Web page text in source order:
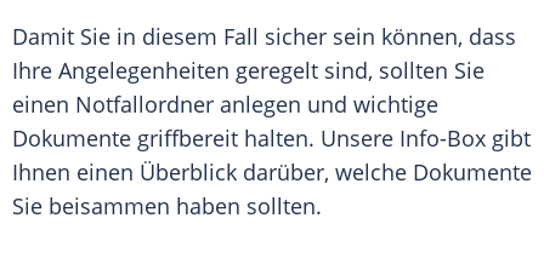
Damit Sie in diesem Fall sicher sein können, dass
Ihre Angelegenheiten geregelt sind, sollten Sie
einen Notfallordner anlegen und wichtige
Dokumente griffbereit halten. Unsere Info-Box gibt
Ihnen einen Überblick darüber, welche Dokumente
Sie beisammen haben sollten.